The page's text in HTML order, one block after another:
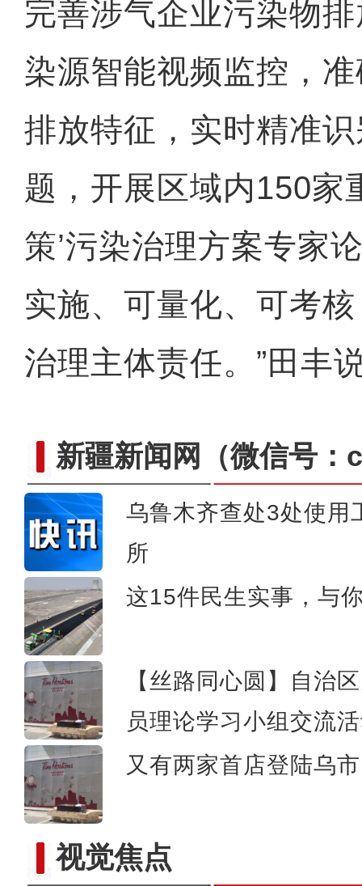
完善涉气企业污染物
染源智能视频监控，
排放特征，实时精准
题，开展区域内150家
策’污染治理方案专家
实施、可量化、可考
治理主体责任。”田丰
新疆新闻网 （微信号
乌鲁木齐查处3处使用
所
这15件民生实事，与
【丝路同心圆】自治
员理论学习小组交流
又有两家首店登陆乌
视觉焦点
中国第四条穿越塔克拉玛干
电影《大改水》在新